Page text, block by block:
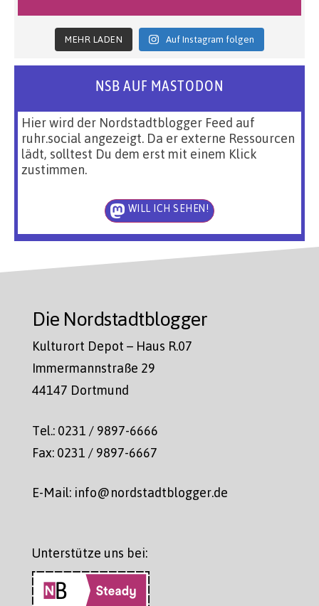
MEHR LADEN Auf Instagram folgen
NSB AUF MASTODON
Hier wird der Nordstadtblogger Feed auf
ruhr.social angezeigt. Da er externe Ressourcen
lädt, solltest Du dem erst mit einem Klick
zustimmen.
WILL ICH SEHEN!
Die Nordstadtblogger
Kulturort Depot – Haus R.07
Immermannstraße 29
44147 Dortmund
Tel.: 0231 / 9897-6666
Fax: 0231 / 9897-6667
E-Mail: info@nordstadtblogger.de
Unterstütze uns bei: